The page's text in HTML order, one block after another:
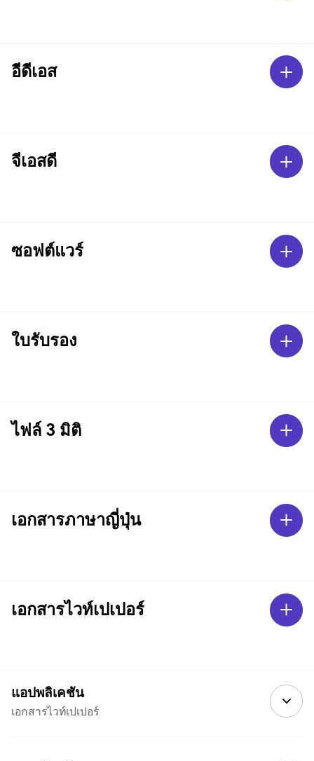
อีดีเอส
จีเอสดี
ซอฟต์แวร์
ใบรับรอง
ไฟล์ 3 มิติ
เอกสารภาษาญี่ปุ่น
เอกสารไวท์เปเปอร์
แอปพลิเคชัน
เอกสารไวท์เปเปอร์